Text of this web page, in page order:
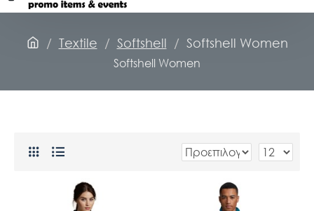
Textile Softshell Softshell Women
Softshell Women